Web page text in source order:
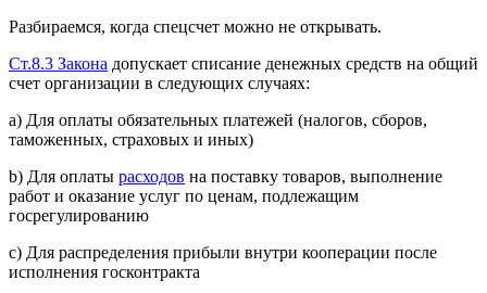
Разбираемся, когда спецсчет можно не открывать.
Ст.8.3 Закона допускает списание денежных средств на общий
счет организации в следующих случаях:
a) Для оплаты обязательных платежей (налогов, сборов,
таможенных, страховых и иных)
b) Для оплаты расходов на поставку товаров, выполнение
работ и оказание услуг по ценам, подлежащим
госрегулированию
c) Для распределения прибыли внутри кооперации после
исполнения госконтракта